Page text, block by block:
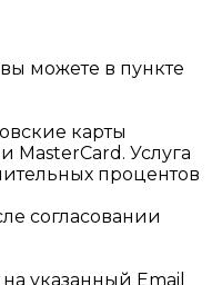
можете в пункте
карты
MasterCard. Услуга
процентов
согласовании
указанный Email